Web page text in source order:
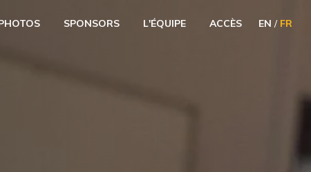
SPONSORS L'ÉQUIPE ACCÈS EN / FR